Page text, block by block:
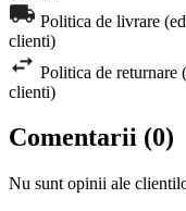
Politica de livrare
clienti)
Politica de returnare
clienti)
Comentarii (0)
Nu sunt opinii ale